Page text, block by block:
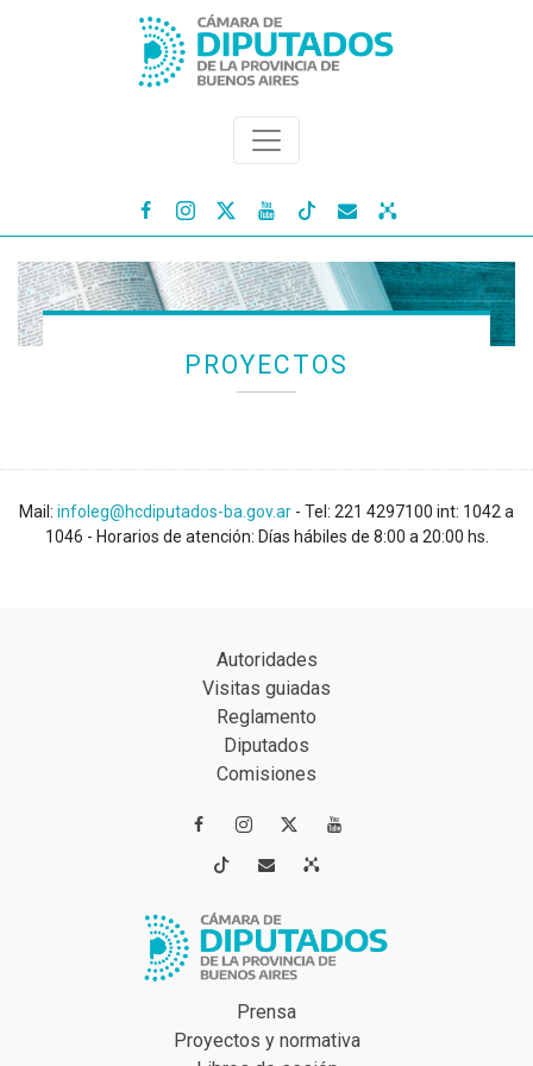
   
PROYECTOS
Mail: infoleg@hcdiputados-ba.gov.ar - Tel: 221 4297100 int: 1042 a
1046 - Horarios de atención: Días hábiles de 8:00 a 20:00 hs.
Autoridades
Visitas guiadas
Reglamento
Diputados
Comisiones
 
 
Prensa
Proyectos y normativa